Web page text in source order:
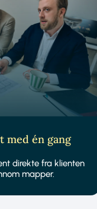
med én gang
direkte fra klienten
mapper.